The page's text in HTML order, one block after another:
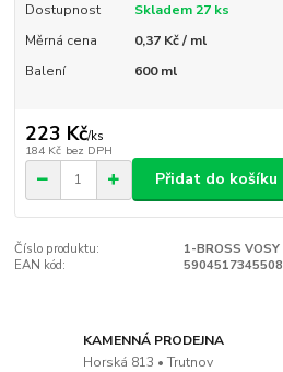
Dostupnost
Skladem 27 ks
Měrná cena
0,37 Kč / ml
Balení
600 ml
223 Kč/ks
184 Kč bez DPH
Přidat do košíku
Číslo produktu:
1-BROSS VOSY
EAN kód:
5904517345508
KAMENNÁ PRODEJNA
Horská 813 • Trutnov